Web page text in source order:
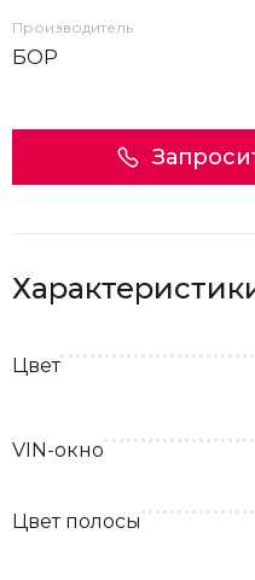
Производитель
БОР
Цвет
VIN-окно
Цвет полосы